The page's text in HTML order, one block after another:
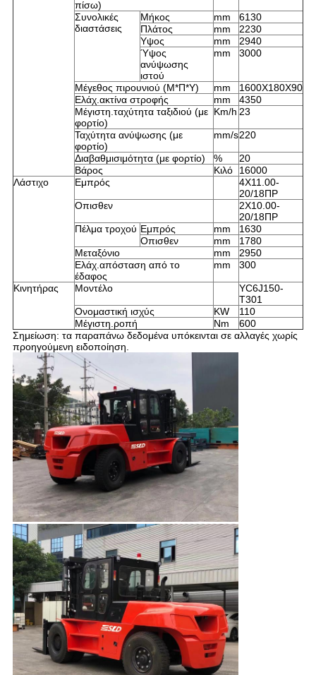
πίσω)
Συνολικές
διαστάσεις
Μήκος mm
6130
Πλάτος
mm
2230
Υψος
mm
2940
Ύψος
ανύψωσης
ιστού
mm 3000
Μέγεθος πιρουνιού (Μ*Π*Υ) mm
1600Χ180Χ90
Ελάχ.ακτίνα στροφής
mm
4350
Μέγιστη.ταχύτητα ταξιδιού (με
φορτίο)
Km/h 23
Ταχύτητα ανύψωσης (με
φορτίο)
mm/s220
Διαβαθμισιμότητα (με φορτίο) %
20
Βάρος
Κιλό
16000
Λάστιχο
Εμπρός
4Χ11.00-
20/18ΠΡ
Οπισθεν
2Χ10.00-
20/18ΠΡ
Πέλμα τροχού Εμπρός mm
1630
Οπισθεν
mm
1780
Μεταξόνιο
mm
2950
Ελάχ.απόσταση από το
έδαφος
mm 300
Κινητήρας Μοντέλο
YC6J150-
T301
Ονομαστική ισχύς
KW
110
Μέγιστη.ροπή
Nm
600
Σημείωση: τα παραπάνω δεδομένα υπόκεινται σε αλλαγές χωρίς
προηγούμενη ειδοποίηση.